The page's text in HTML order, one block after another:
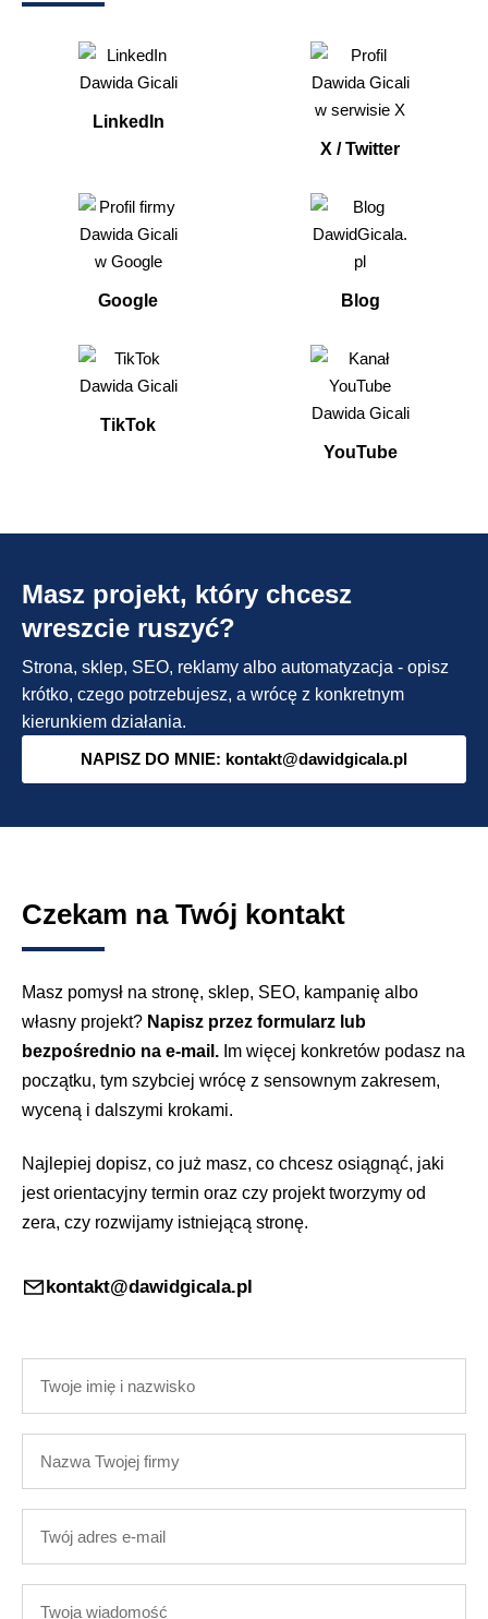
LinkedIn
X / Twitter
Google Blog
TikTok
YouTube
Masz projekt, który chcesz
wreszcie ruszyć?
Strona, sklep, SEO, reklamy albo automatyzacja - opisz
krótko, czego potrzebujesz, a wrócę z konkretnym
kierunkiem działania.
NAPISZ DO MNIE: kontakt@dawidgicala.pl
Czekam na Twój kontakt
Masz pomysł na stronę, sklep, SEO, kampanię albo
własny projekt? Napisz przez formularz lub
bezpośrednio na e-mail. Im więcej konkretów podasz na
początku, tym szybciej wrócę z sensownym zakresem,
wyceną i dalszymi krokami.
Najlepiej dopisz, co już masz, co chcesz osiągnąć, jaki
jest orientacyjny termin oraz czy projekt tworzymy od
zera, czy rozwijamy istniejącą stronę.
kontakt@dawidgicala.pl
nazwisko
mail